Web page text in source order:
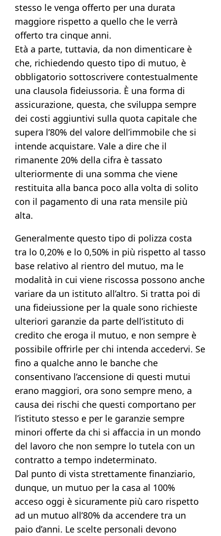
stesso le venga offerto per una durata
maggiore rispetto a quello che le verrà
offerto tra cinque anni.
Età a parte, tuttavia, da non dimenticare è
che, richiedendo questo tipo di mutuo, è
obbligatorio sottoscrivere contestualmente
una clausola fideiussoria. È una forma di
assicurazione, questa, che sviluppa sempre
dei costi aggiuntivi sulla quota capitale che
supera l’80% del valore dell’immobile che si
intende acquistare. Vale a dire che il
rimanente 20% della cifra è tassato
ulteriormente di una somma che viene
restituita alla banca poco alla volta di solito
con il pagamento di una rata mensile più
alta.
Generalmente questo tipo di polizza costa
tra lo 0,20% e lo 0,50% in più rispetto al tasso
base relativo al rientro del mutuo, ma le
modalità in cui viene riscossa possono anche
variare da un istituto all’altro. Si tratta poi di
una fideiussione per la quale sono richieste
ulteriori garanzie da parte dell’istituto di
credito che eroga il mutuo, e non sempre è
possibile offrirle per chi intenda accedervi. Se
fino a qualche anno le banche che
consentivano l’accensione di questi mutui
erano maggiori, ora sono sempre meno, a
causa dei rischi che questi comportano per
l’istituto stesso e per le garanzie sempre
minori offerte da chi si affaccia in un mondo
del lavoro che non sempre lo tutela con un
contratto a tempo indeterminato.
Dal punto di vista strettamente finanziario,
dunque, un mutuo per la casa al 100%
acceso oggi è sicuramente più caro rispetto
ad un mutuo all’80% da accendere tra un
paio d’anni. Le scelte personali devono